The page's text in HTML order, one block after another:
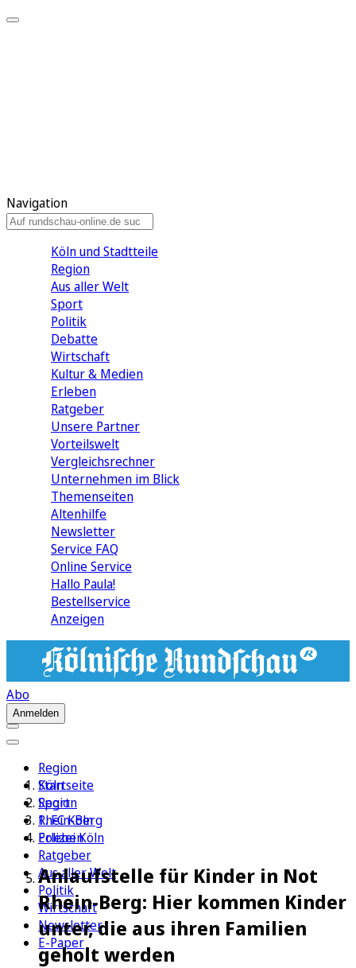
Navigation
Köln und Stadtteile
Region
Aus aller Welt
Sport
Politik
Debatte
Wirtschaft
Kultur & Medien
Erleben
Ratgeber
Unsere Partner
Vorteilswelt
Vergleichsrechner
Unternehmen im Blick
Themenseiten
Altenhilfe
Newsletter
Service FAQ
Online Service
Hallo Paula!
Bestellservice
Anzeigen
Abo
Anmelden
Region
Köln
Sport
1. FC Köln
Erleben
Ratgeber
Aus aller Welt
Politik
Wirtschaft
Newsletter
E-Paper
Startseite
Region
Rhein-Berg
Polizei Köln
Anlaufstelle für Kinder in Not
Rhein-Berg: Hier kommen Kinder
unter, die aus ihren Familien
geholt werden